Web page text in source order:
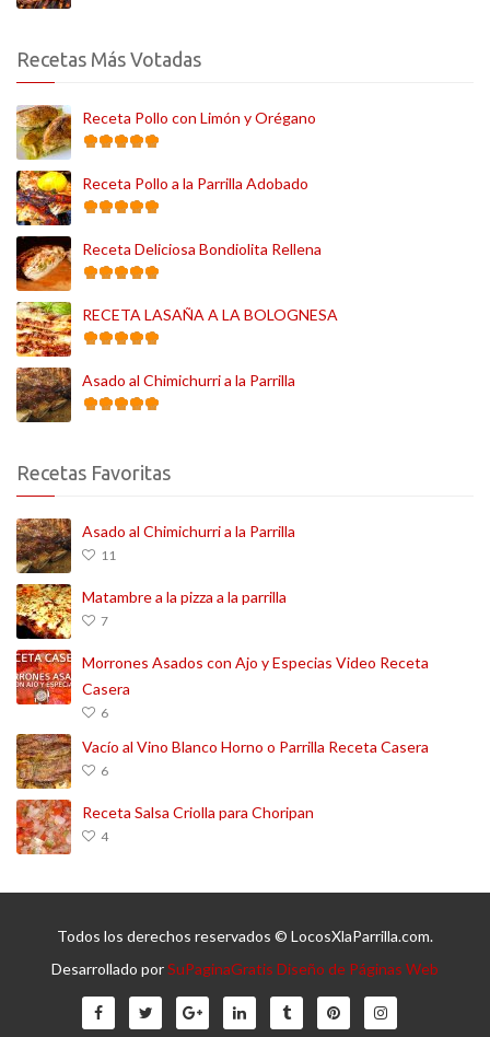
Recetas Más Votadas
Receta Pollo con Limón y Orégano
Receta Pollo a la Parrilla Adobado
Receta Deliciosa Bondiolita Rellena
RECETA LASAÑA A LA BOLOGNESA
Asado al Chimichurri a la Parrilla
Recetas Favoritas
Asado al Chimichurri a la Parrilla
11
Matambre a la pizza a la parrilla
7
Morrones Asados con Ajo y Especias Video Receta
Casera
6
Vacío al Vino Blanco Horno o Parrilla Receta Casera
6
Receta Salsa Criolla para Choripan
4
Todos los derechos reservados © LocosXlaParrilla.com.
Desarrollado porSuPaginaGratis Diseño de Páginas Web